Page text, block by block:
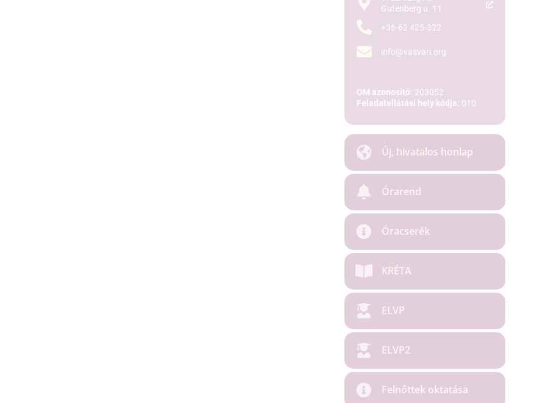
Gutenberg u. 11.
+36-62 425-322
info@vasvari.org
OM azonosító: 203052
Feladatellátási hely kódja: 010
Új, hivatalos honlap
Órarend
Óracserék
KRÉTA
ELVP
ELVP2
Felnőttek oktatása